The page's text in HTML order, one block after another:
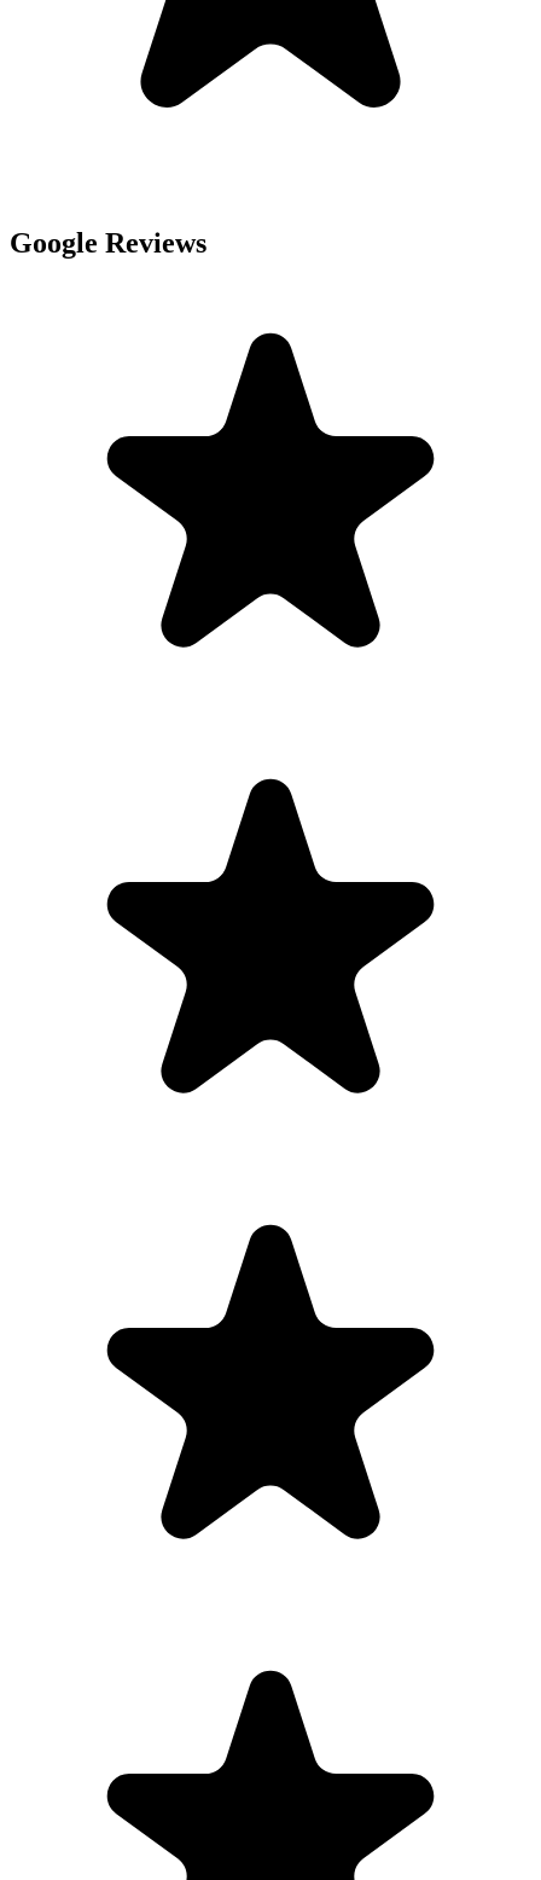
Google Reviews